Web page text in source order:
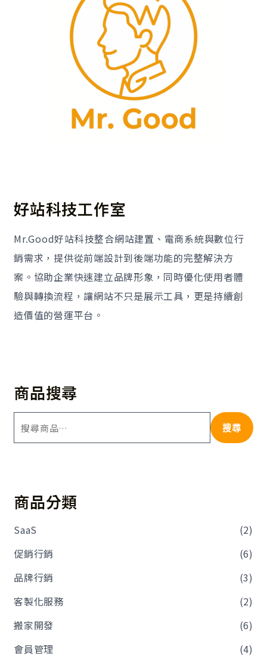
好站科技工作室
Mr.Good好站科技整合網站建置、電商系統與數位行
銷需求，提供從前端設計到後端功能的完整解決方
案。協助企業快速建立品牌形象，同時優化使用者體
驗與轉換流程，讓網站不只是展示工具，更是持續創
造價值的營運平台。
商品搜尋
搜尋
商品分類
SaaS
(2)
促銷行銷
(6)
品牌行銷
(3)
客製化服務
(2)
搬家開發
(6)
會員管理
(4)